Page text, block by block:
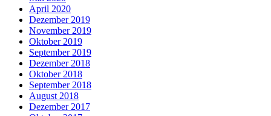
April 2020
Dezember 2019
November 2019
Oktober 2019
September 2019
Dezember 2018
Oktober 2018
September 2018
August 2018
Dezember 2017